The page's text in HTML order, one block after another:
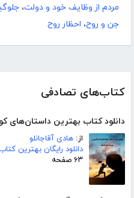
کتاب‌های تصادفی
دانلود کتاب بهترین داستان‌های
از: هادی آقاجانلو
دانلود رایگان بهترین
۶۳ صفحه
مردم از وظایف خود و دولت،
جن و روح، احظار روح